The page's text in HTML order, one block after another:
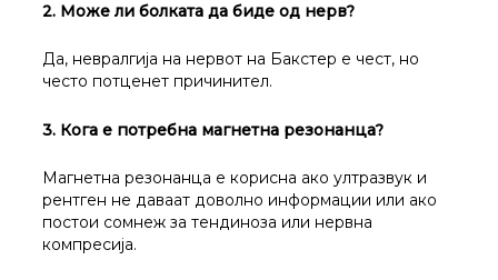
2. Може ли болката да биде од нерв?
Да, невралгија на нервот на Бакстер е чест, но
често потценет причинител.
3. Кога е потребна магнетна резонанца?
Магнетна резонанца е корисна ако ултразвук и
рентген не даваат доволно информации или ако
постои сомнеж за тендиноза или нервна
компресија.